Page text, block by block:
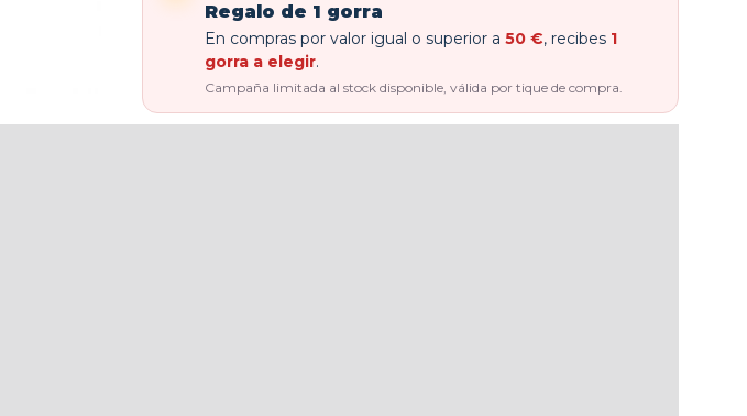
Regalo de 1 gorra
En compras por valor igual o superior a 50 €, recibes 1
gorra a elegir.
Campaña limitada al stock disponible, válida por tique de compra.